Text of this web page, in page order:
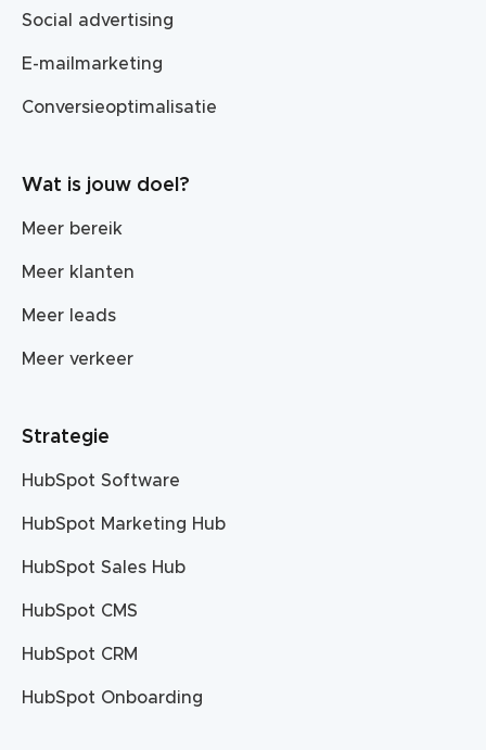
Social advertising
E-mailmarketing
Conversieoptimalisatie
Wat is jouw doel?
Meer bereik
Meer klanten
Meer leads
Meer verkeer
Strategie
HubSpot Software
HubSpot Marketing Hub
HubSpot Sales Hub
HubSpot CMS
HubSpot CRM
HubSpot Onboarding